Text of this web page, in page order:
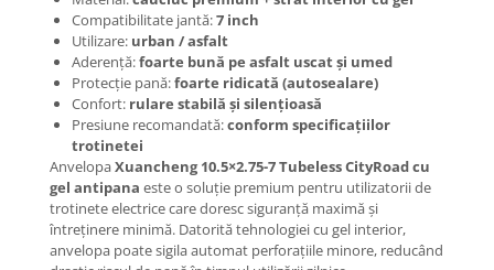
Controlere & Conversoare DC/DC
Încărcătoare
Prize de încărcare
Cabluri pentru baterii
Componente baterii
Localizatoare GPS
Mecanică
Furci / mânere principale &
secundare
Pliere, pasadores & tije
Compatibilitate jantă:7 inch
Utilizare: urban / asfalt
Aderență:foarte bună pe asfalt uscat și umed
Protecție pană:foarte ridicată (autosealare)
Confort: rulare stabilă și silențioasă
Presiune recomandată:conform specificațiilor
trotinetei
AnvelopaXuancheng 10.5×2.75-7 Tubeless CityRoad cu
gel antipana este o soluție premium pentru utilizatorii de
trotinete electrice care doresc siguranță maximă și
întreținere minimă. Datorită tehnologiei cu gel interior,
anvelopa poate sigila automat perforațiile minore, reducând